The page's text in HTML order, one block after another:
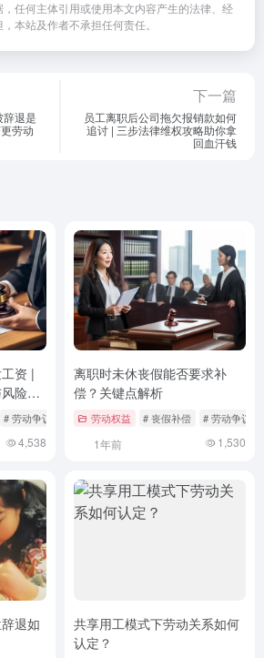
任何主体引用或使用本文内容产生的法律、经
本站及作者不承担任何责任。
辞退是
劳动
下一篇
员工离职后公司拖欠报销款如何
追讨 | 三步法律维权攻略助你拿
回血汗钱
资 |
险防
# 劳动争议 # 劳动法
4,538
离职时未休丧假能否要求补
偿？关键点解析
劳动权益 # 丧假补偿 # 劳动争议
1年前 1,530
退如
共享用工模式下劳动关系如何
认定？